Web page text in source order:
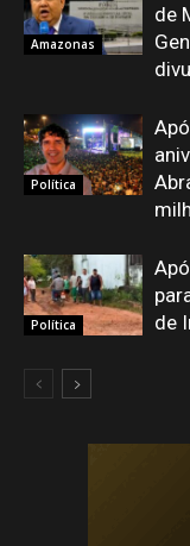
Amazonas
de
Política
Política
de